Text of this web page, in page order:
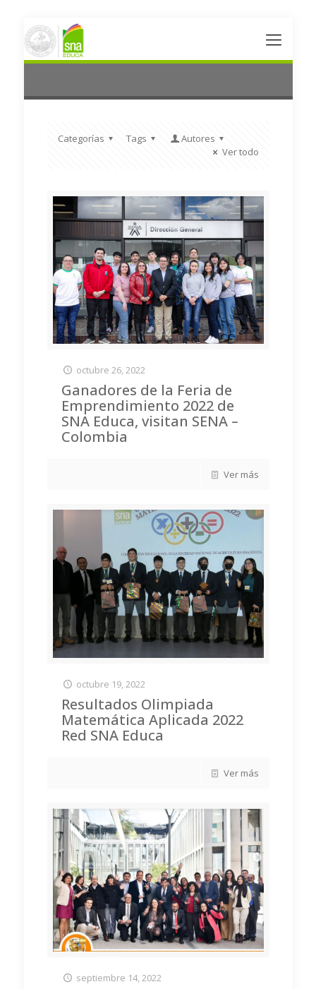
Categorías Tags
Autores
Ver todo
octubre 26, 2022
Ganadores de la Feria de
Emprendimiento 2022 de
SNA Educa, visitan SENA –
Colombia
Ver más
octubre 19, 2022
Resultados Olimpiada
Matemática Aplicada 2022
Red SNA Educa
Ver más
septiembre 14, 2022